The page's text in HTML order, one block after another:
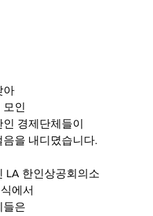
아
모인
경제단체들이
음을 내디뎠습니다.
LA 한인상공회의소
에서
들은